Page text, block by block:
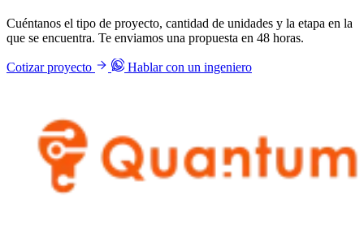
Cuéntanos el tipo de proyecto, cantidad de unidades y la etapa en la
que se encuentra. Te enviamos una propuesta en 48 horas.
Cotizar proyecto Hablar con un ingeniero